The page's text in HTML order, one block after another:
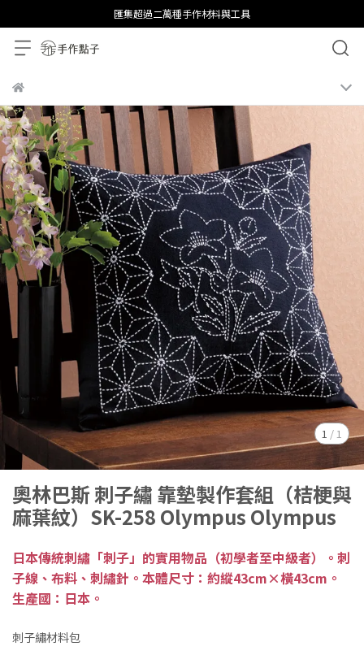
匯集超過二萬種手作材料與工具
1 / 1
奧林巴斯 刺子繡 靠墊製作套組（桔梗與
麻葉紋）SK-258 Olympus Olympus
日本傳統刺繡「刺子」的實用物品（初學者至中級者）。刺
子線、布料、刺繡針。本體尺寸：約縱43cm×橫43cm。
生產國：日本。
刺子繡材料包